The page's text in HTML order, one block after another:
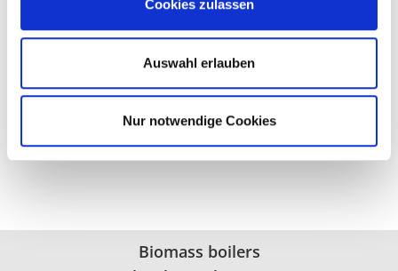
Cookies zulassen
Auswahl erlauben
Nur notwendige Cookies
go to details
Biomass boilers